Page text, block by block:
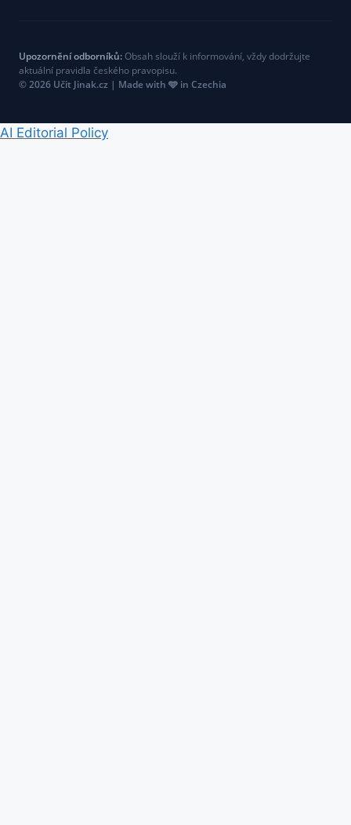
Upozornění odborníků:Obsah slouží k informování, vždy dodržujte
aktuální pravidla českého pravopisu.
© 2026 Učit Jinak.cz | Made with 🩵 in Czechia
AI Editorial Policy